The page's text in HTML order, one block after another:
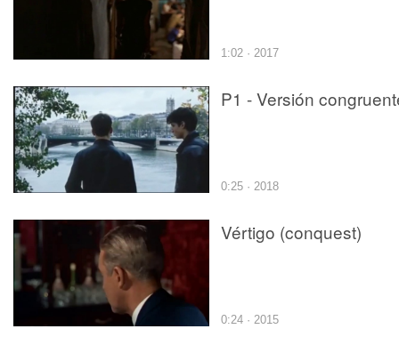
1:02 · 2017
P1 - Versión
0:25 · 2018
Vértigo (conquest)
0:24 · 2015